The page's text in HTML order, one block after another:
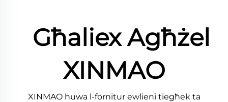
Għaliex Agħżel
XINMAO
XINMAO huwa l-fornitur ewlieni tiegħek ta